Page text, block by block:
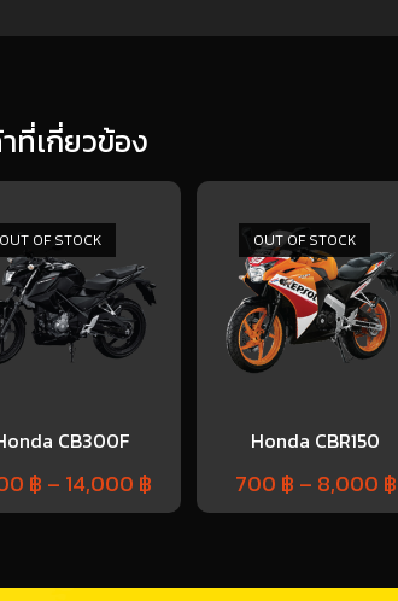
ที่เกี่ยวข้อง
OUT OF STOCK
CB300F
฿ – 14,000 ฿
OUT OF STOCK
Honda CBR150
700 ฿ – 8,000 ฿